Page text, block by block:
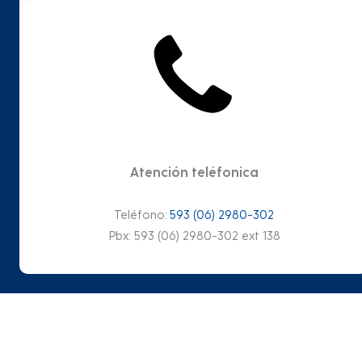
Atención teléfonica
Teléfono: 593 (06) 2980-302
Pbx: 593 (06) 2980-302 ext 138